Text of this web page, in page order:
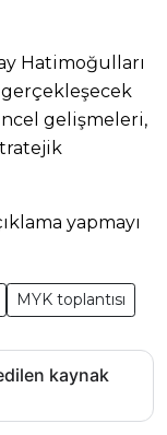
Hatimoğulları
gerçekleşecek
gelişmeleri,
yapmayı
MYK toplantısı
kaynak